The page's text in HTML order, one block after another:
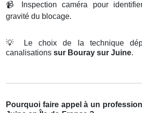
📹
Inspection caméra pour
gravité du blocage.
💡
Le choix de la technique
canalisations sur Bouray sur Juine.
Pourquoi faire appel à un